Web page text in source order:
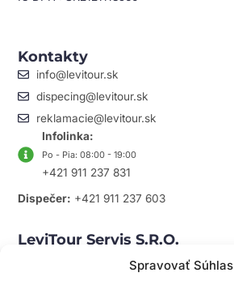
Spravovať Súhlas
Kontakty
info@levitour.sk
dispecing@levitour.sk
reklamacie@levitour.sk
Infolinka:
Po - Pia: 08:00 - 19:00
+421 911 237 831
Dispečer: +421 911 237 603
LeviTour Servis S.r.o.